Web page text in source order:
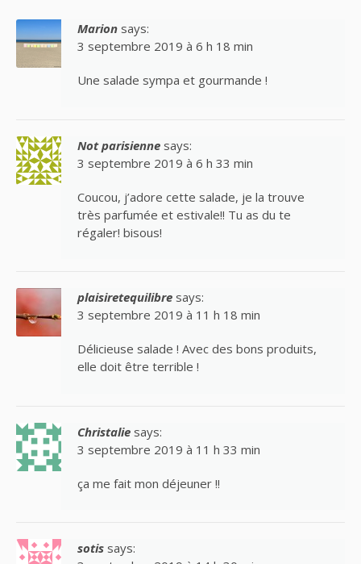
Marion says:
3 septembre 2019 à 6 h 18 min
Une salade sympa et gourmande !
Not parisienne says:
3 septembre 2019 à 6 h 33 min
Coucou, j’adore cette salade, je la trouve
très parfumée et estivale!! Tu as du te
régaler! bisous!
plaisiretequilibre says:
3 septembre 2019 à 11 h 18 min
Délicieuse salade ! Avec des bons produits,
elle doit être terrible !
Christalie says:
3 septembre 2019 à 11 h 33 min
ça me fait mon déjeuner !!
sotis says: